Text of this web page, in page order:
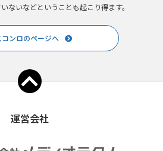
ないなどということも起こり得ます。
コンロのページへ
運営会社